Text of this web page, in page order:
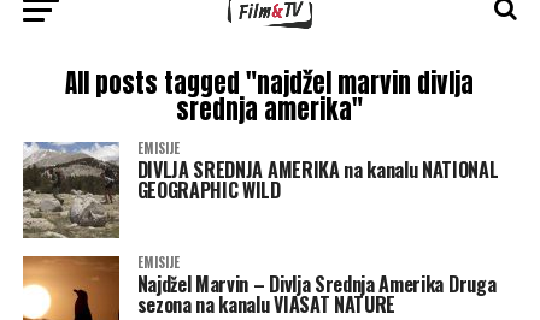
All posts tagged "najdžel marvin divlja
srednja amerika"
EMISIJE
DIVLJA SREDNJA AMERIKA na kanalu NATIONAL
GEOGRAPHIC WILD
EMISIJE
Najdžel Marvin – Divlja Srednja Amerika Druga
sezona na kanalu VIASAT NATURE